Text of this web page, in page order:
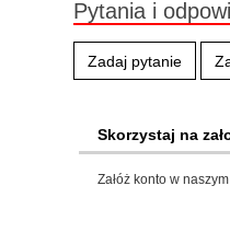
Pytania i
Zadaj pytanie
Skorzystaj na
Załóż konto w